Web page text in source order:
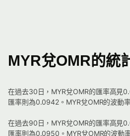
MYR兌OMR的統
在過去30日，MYR兌OMR的匯率高見
匯率則為0.0942。MYR兌OMR的波動
在過去90日，MYR兌OMR的匯率高見
匯率則為0.0950。MYR兌OMR的波動